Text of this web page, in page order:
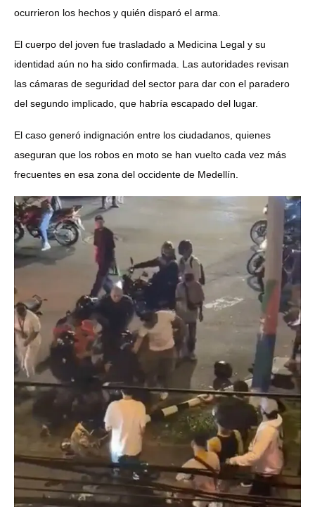
ocurrieron los hechos y quién disparó el arma.
El cuerpo del joven fue trasladado a Medicina Legal y su
identidad aún no ha sido confirmada. Las autoridades revisan
las cámaras de seguridad del sector para dar con el paradero
del segundo implicado, que habría escapado del lugar.
El caso generó indignación entre los ciudadanos, quienes
aseguran que los robos en moto se han vuelto cada vez más
frecuentes en esa zona del occidente de Medellín.